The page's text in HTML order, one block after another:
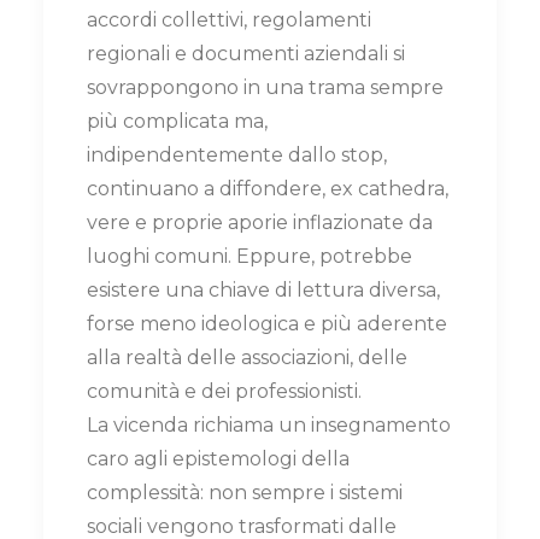
accordi collettivi, regolamenti
regionali e documenti aziendali si
sovrappongono in una trama sempre
più complicata ma,
indipendentemente dallo stop,
continuano a diffondere, ex cathedra,
vere e proprie aporie inflazionate da
luoghi comuni. Eppure, potrebbe
esistere una chiave di lettura diversa,
forse meno ideologica e più aderente
alla realtà delle associazioni, delle
comunità e dei professionisti.
La vicenda richiama un insegnamento
caro agli epistemologi della
complessità: non sempre i sistemi
sociali vengono trasformati dalle